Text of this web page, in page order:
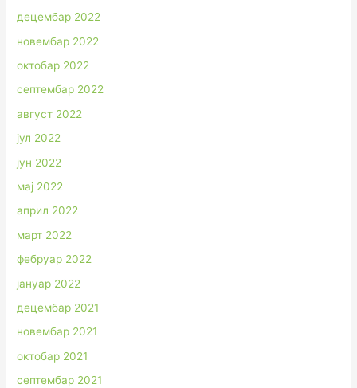
децембар 2022
новембар 2022
октобар 2022
септембар 2022
август 2022
јул 2022
јун 2022
мај 2022
април 2022
март 2022
фебруар 2022
јануар 2022
децембар 2021
новембар 2021
октобар 2021
септембар 2021